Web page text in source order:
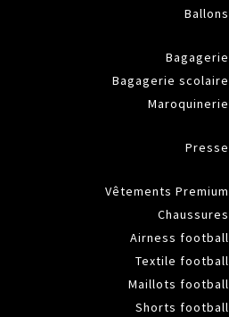
Ballons
Bagagerie
Bagagerie scolaire
Maroquinerie
Presse
Vêtements Premium
Chaussures
Airness football
Textile football
Maillots football
Shorts football